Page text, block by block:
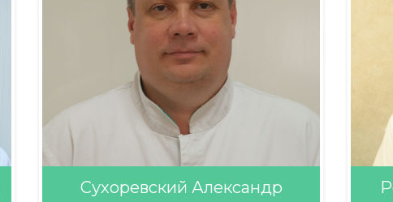
Сухоревский Александр